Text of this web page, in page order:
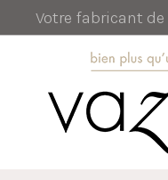
Votre fabricant